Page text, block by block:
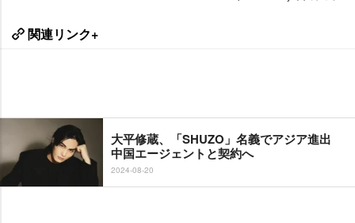
関連リンク+
大平修蔵、「SHUZO」名義でアジア進出
中国エージェントと契約へ
2024-08-20